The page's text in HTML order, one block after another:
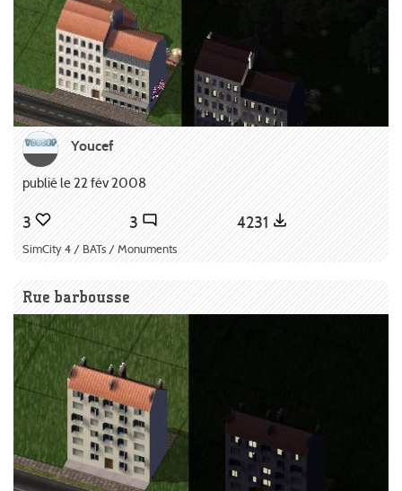
Youcef
publié le 22 fév 2008
3 3 4231
SimCity 4 / BATs / Monuments
Rue barbousse